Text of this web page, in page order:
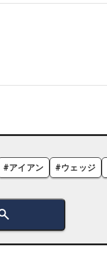
#アイアン #ウェッジ